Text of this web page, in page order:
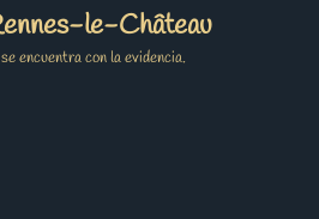
le-Château
encuentra con la evidencia.